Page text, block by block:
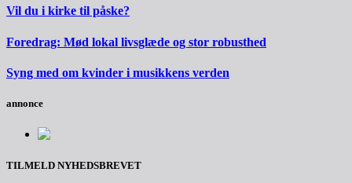
Vil du i kirke til påske?
Foredrag: Mød lokal livsglæde og stor robusthed
Syng med om kvinder i musikkens verden
annonce
TILMELD NYHEDSBREVET